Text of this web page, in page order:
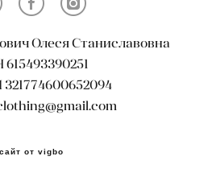
Олеся Станиславовна
сайт от vigbo